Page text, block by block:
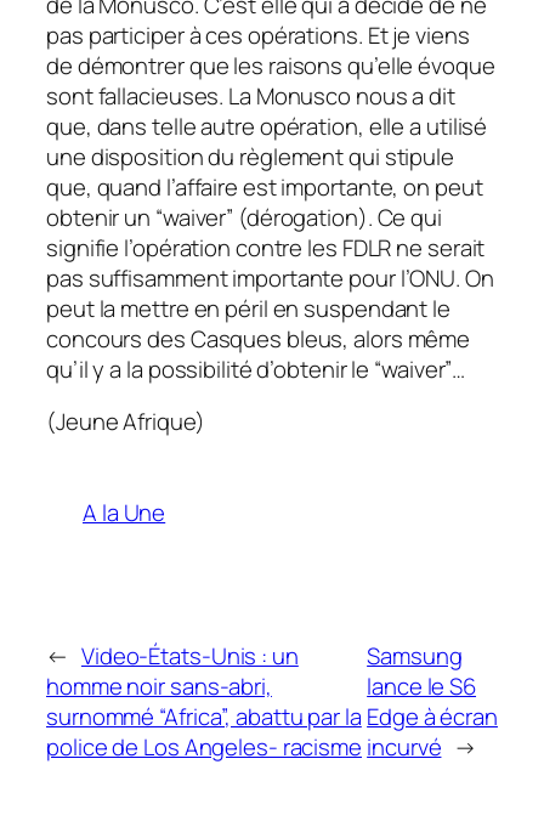
pas participer à ces opérations. Et je viens
de démontrer que les raisons qu’elle évoque
sont fallacieuses. La Monusco nous a dit
que, dans telle autre opération, elle a utilisé
une disposition du règlement qui stipule
que, quand l’affaire est importante, on peut
obtenir un “waiver” (dérogation). Ce qui
signifie l’opération contre les FDLR ne serait
pas suffisamment importante pour l’ONU. On
peut la mettre en péril en suspendant le
concours des Casques bleus, alors même
qu’il y a la possibilité d’obtenir le “waiver”…
(Jeune Afrique)
A la Une
← Video-États-Unis : un
homme noir sans-abri,
surnommé “Africa”, abattu par la
police de Los Angeles- racisme
Samsung
lance le S6
Edge à écran
incurvé →